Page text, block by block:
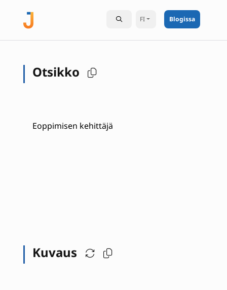
FI Blogissa
Otsikko
Eoppimisen kehittäjä
Kuvaus